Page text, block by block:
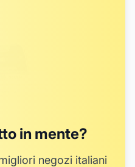
in mente?
negozi italiani